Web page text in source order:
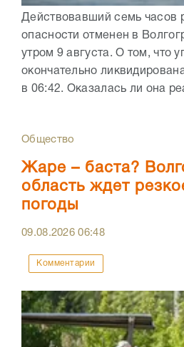
Действовавший семь часов
опасности отменен в
утром 9 августа. О том, что
окончательно
в 06:42. Оказалась ли она
Общество
Жаре – баста?
область ждет
погоды
09.08.202606:48
Комментарии